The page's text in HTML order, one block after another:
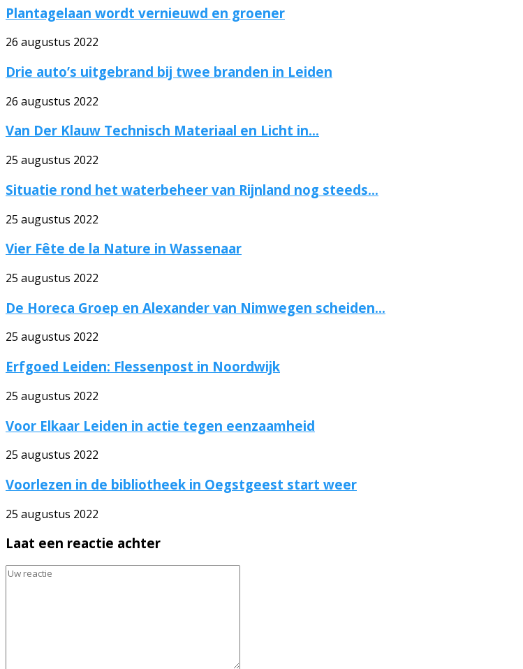
Plantagelaan wordt vernieuwd en groener
26 augustus 2022
Drie auto’s uitgebrand bij twee branden in Leiden
26 augustus 2022
Van Der Klauw Technisch Materiaal en Licht in...
25 augustus 2022
Situatie rond het waterbeheer van Rijnland nog steeds...
25 augustus 2022
Vier Fête de la Nature in Wassenaar
25 augustus 2022
De Horeca Groep en Alexander van Nimwegen scheiden...
25 augustus 2022
Erfgoed Leiden: Flessenpost in Noordwijk
25 augustus 2022
Voor Elkaar Leiden in actie tegen eenzaamheid
25 augustus 2022
Voorlezen in de bibliotheek in Oegstgeest start weer
25 augustus 2022
Laat een reactie achter